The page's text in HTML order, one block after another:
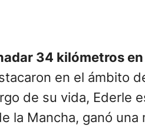
34 kilómetros
en el ámbito
de su vida, Ederle
la Mancha, ganó